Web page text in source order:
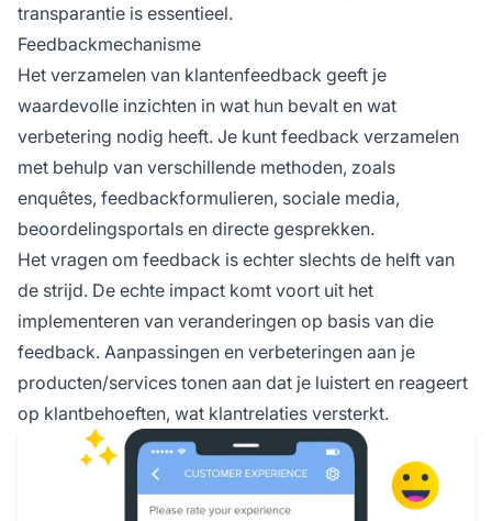
transparantie is essentieel.
Feedbackmechanisme
Het verzamelen van klantenfeedback geeft je
waardevolle inzichten in wat hun bevalt en wat
verbetering nodig heeft. Je kunt feedback verzamelen
met behulp van verschillende methoden, zoals
enquêtes, feedbackformulieren, sociale media,
beoordelingsportals en directe gesprekken.
Het vragen om feedback is echter slechts de helft van
de strijd. De echte impact komt voort uit het
implementeren van veranderingen op basis van die
feedback. Aanpassingen en verbeteringen aan je
producten/services tonen aan dat je luistert en reageert
op klantbehoeften, wat klantrelaties versterkt.